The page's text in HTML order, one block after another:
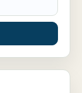
hotell